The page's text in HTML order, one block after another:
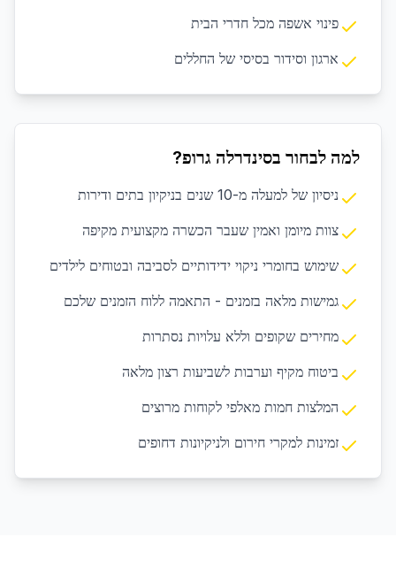
פינוי אשפה מכל חדרי הבית
ארגון וסידור בסיסי של החללים
למה לבחור בסינדרלה גרופ?
ניסיון של למעלה מ-10 שנים בניקיון בתים ודירות
צוות מיומן ואמין שעבר הכשרה מקצועית מקיפה
שימוש בחומרי ניקוי ידידותיים לסביבה ובטוחים לילדים
גמישות מלאה בזמנים - התאמה ללוח הזמנים שלכם
מחירים שקופים וללא עלויות נסתרות
ביטוח מקיף וערבות לשביעות רצון מלאה
המלצות חמות מאלפי לקוחות מרוצים
זמינות למקרי חירום ולניקיונות דחופים